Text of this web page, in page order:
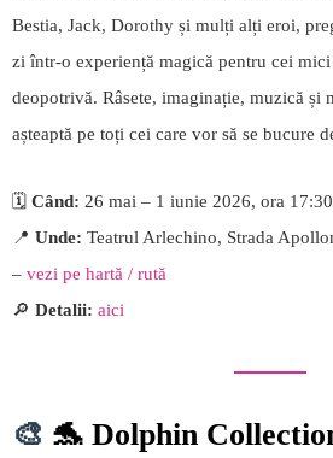
Bestia, Jack, Dorothy și mulți alți eroi,
zi într-o experiență magică pentru cei
deopotrivă. Râsete, imaginație, muzică și
așteaptă pe toți cei care vor să se bucure
🗓️ Când: 26 mai – 1 iunie 2026, ora 17:30
📍 Unde: Teatrul Arlechino, Strada
– vezi pe hartă / rută
🔎 Detalii: aici
🎨 🐬 Dolphin